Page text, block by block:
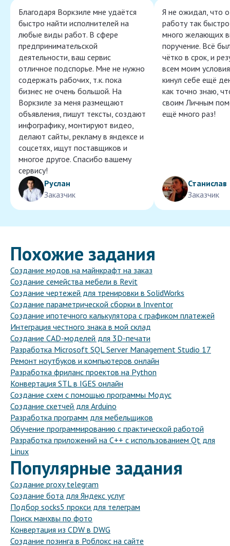
Благодаря Воркзиле мне удаётся
быстро найти исполнителей на
любые виды работ. В сфере
предпринимательской
деятельности, ваш сервис
отличное подспорье. Мне не нужно
содержать рабочих, т.к. пока
бизнес не очень большой. На
Воркзиле за меня размещают
объявления, пишут тексты, создают
инфографику, монтируют видео,
делают сайты, рекламу в яндексе и
соцсетях, ищут поставщиков и
многое другое. Спасибо вашему
сервису!
Руслан
Заказчик
Я не ожидал, что
работу так
много желающих
поручение. Всё
чётко в срок, и
всем моим
кинул себе ещё
как точно знаю,
своим Личным
ещё много раз!
Станислав
Заказчик
Похожие задания
Создание модов на майнкрафт на заказ
Создание семейства мебели в Revit
Создание чертежей для тренировки в SolidWorks
Создание параметрической сборки в Inventor
Создание ипотечного калькулятора с графиком платежей
Интеграция честного знака в мой склад
Создание CAD-моделей для 3D-печати
Разработка Microsoft SQL Server Management Studio 17
Ремонт ноутбуков и компьютеров онлайн
Разработка фриланс проектов на Python
Конвертация STL в IGES онлайн
Создание схем с помощью программы Модус
Создание скетчей для Arduino
Разработка программ для мебельщиков
Обучение программированию с практической работой
Разработка приложений на C++ с использованием Qt для
Linux
Популярные задания
Создание proxy telegram
Создание бота для Яндекс услуг
Подбор socks5 прокси для телеграм
Поиск манхвы по фото
Конвертация из CDW в DWG
Создание позинга в Роблокс на сайте